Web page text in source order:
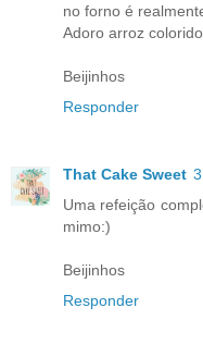
no forno é
Adoro arroz
Beijinhos
Responder
That Cake Sweet
Uma refeição
mimo:)
Beijinhos
Responder